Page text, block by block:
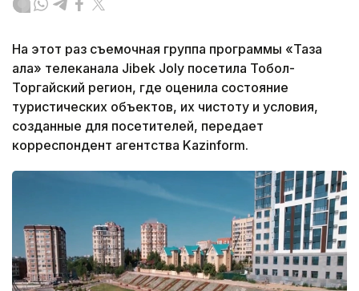
На этот раз съемочная группа программы «Таза
қала» телеканала Jibek Joly посетила Тобол-
Торгайский регион, где оценила состояние
туристических объектов, их чистоту и условия,
созданные для посетителей, передает
корреспондент агентства Kazinform.